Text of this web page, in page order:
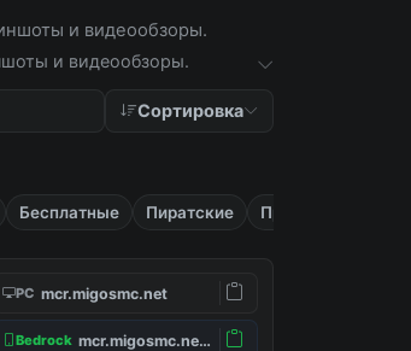
и видеообзоры.
и видеообзоры.
Сортировка
Бесплатные Пиратские Приват
PC mcr.migosmc.net
Bedrock mcr.migosmc.net:19132